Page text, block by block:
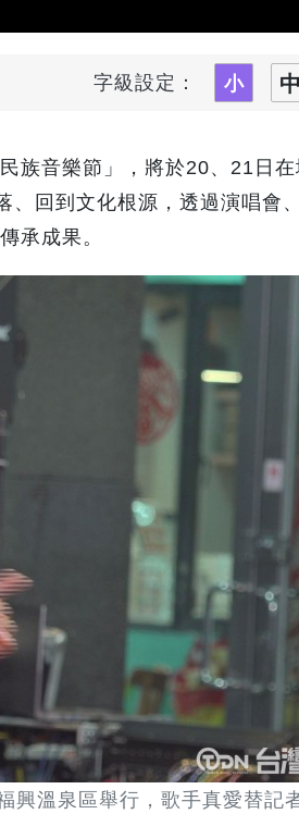
字級設定：
族音樂節」，將於20、21日
、回到文化根源，透過演唱會
承成果。
溫泉區舉行，歌手真愛替記